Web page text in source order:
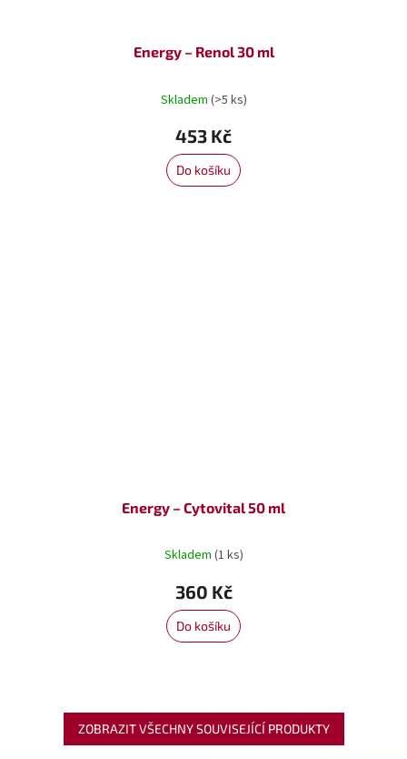
Energy – Renol 30 ml
Skladem (>5 ks)
453 Kč
Do košíku
Energy – Cytovital 50 ml
Skladem (1 ks)
360 Kč
Do košíku
ZOBRAZIT VŠECHNY SOUVISEJÍCÍ PRODUKTY